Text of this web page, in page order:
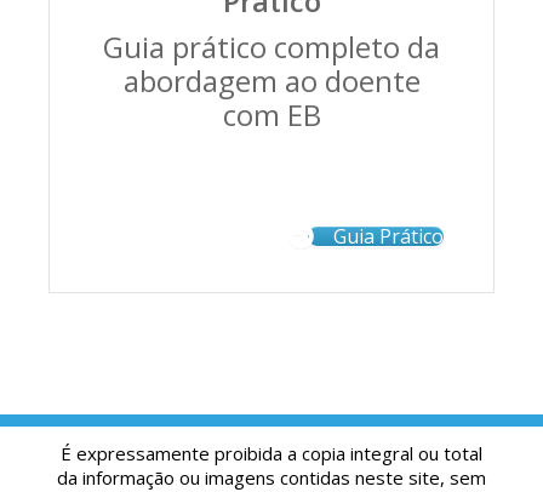
Guia prático completo da
abordagem ao doente
com EB
Guia Prático
É expressamente proibida a copia integral ou total
da informação ou imagens contidas neste site, sem